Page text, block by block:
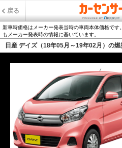
戻る
新車時価格はメーカー発表当時の車両本体価格で
もメーカー発表時の情報に基いています。
日産 デイズ（18年05月～19年02月）の燃